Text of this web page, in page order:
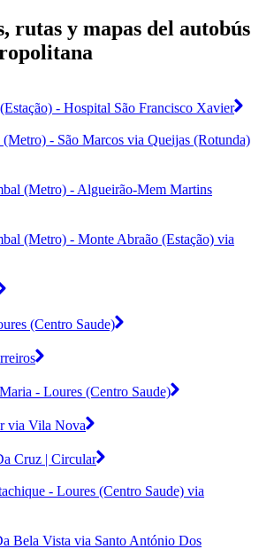
rutas y mapas del autobús
- Hospital São Francisco Xavier
(Metro) - São Marcos via Queijas (Rotunda)
(Metro) - Algueirão-Mem Martins
(Metro) - Monte Abraão (Estação) via
(Centro Saude)
- Loures (Centro Saude)
via Vila Nova
Cruz | Circular
- Loures (Centro Saude) via
Bela Vista via Santo António Dos